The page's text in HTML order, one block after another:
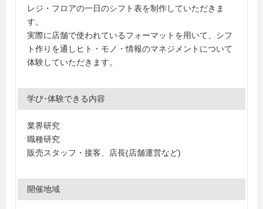
レジ・フロアの一日のシフト表を制作していただきま
す。
実際に店舗で使われているフォーマットを用いて、シフ
ト作りを通しヒト・モノ・情報のマネジメントについて
体験していただきます。
学び･体験できる内容
業界研究
職種研究
販売スタッフ・接客
店長(店舗運営など)
開催地域